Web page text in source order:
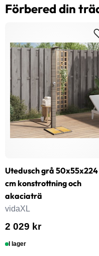
Förbered din
Utedusch grå 50x55x224
cm konstrottning och
akaciaträ
vidaXL
2 029 kr
I lager